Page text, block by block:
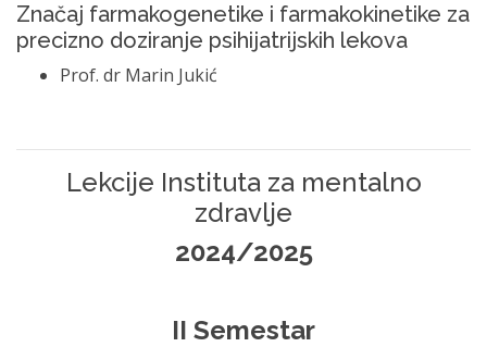
Značaj farmakogenetike i farmakokinetike za
precizno doziranje psihijatrijskih lekova
Prof. dr Marin Jukić
Lekcije Instituta za mentalno
zdravlje
2024/2025
II Semestar